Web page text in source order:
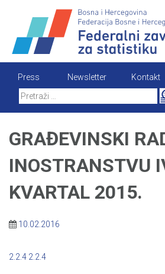
content
Press Newsletter
Kontakt
GRAĐEVINSKI
INOSTRANSTVU
KVARTAL 2015.
10.02.2016
2.2.4 2.2.4